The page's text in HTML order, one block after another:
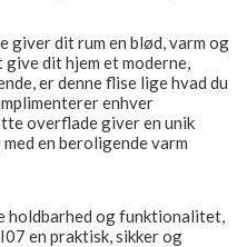
giver dit rum en blød, varm og
give dit hjem et moderne,
er denne flise lige hvad du
enhver
overflade giver en unik
en beroligende varm
holdbarhed og funktionalitet,
en praktisk, sikker og